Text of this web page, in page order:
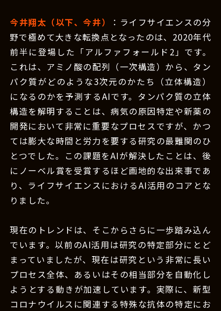
今井翔太（以下、今井）
：ライフサイエンスの分
野で極めて大きな転換点となったのは、2020年代
前半に登場した「アルファフォールド2」です。
これは、アミノ酸の配列（一次構造）から、タン
パク質がどのような3次元のかたち（立体構造）
になるのかを予測するAIです。タンパク質の立体
構造を解明することは、病気の原因特定や新薬の
開発において非常に重要なプロセスですが、かつ
ては膨大な時間と労力を要する研究の最難関のひ
とつでした。この課題をAIが解決したことは、後
にノーベル賞を受賞するほど画地的な出来事であ
り、ライフサイエンスにおけるAI活用のコアとな
りました。
現在のトレンドは、そこからさらに一歩踏み込ん
でいます。以前のAI活用は研究の特定部分にとど
まっていましたが、現在は研究という非常に長い
プロセス全体、あるいはその相当部分を自動化し
ようとする動きが加速しています。実際に、新型
コロナウイルスに関連する特殊な抗体の特定にお